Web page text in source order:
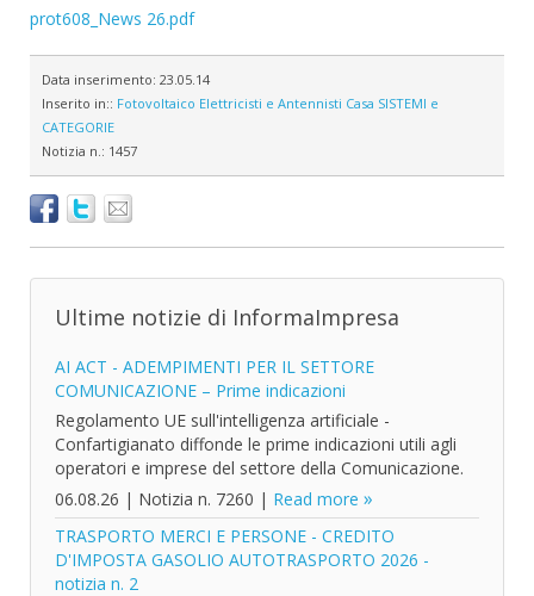
prot608_News 26.pdf
Data inserimento: 23.05.14
Inserito in:: Fotovoltaico Elettricisti e Antennisti Casa SISTEMI e
CATEGORIE
Notizia n.: 1457
Ultime notizie di InformaImpresa
AI ACT - ADEMPIMENTI PER IL SETTORE
COMUNICAZIONE – Prime indicazioni
Regolamento UE sull'intelligenza artificiale -
Confartigianato diffonde le prime indicazioni utili agli
operatori e imprese del settore della Comunicazione.
06.08.26 | Notizia n. 7260 | Read more
TRASPORTO MERCI E PERSONE - CREDITO
D'IMPOSTA GASOLIO AUTOTRASPORTO 2026 -
notizia n. 2